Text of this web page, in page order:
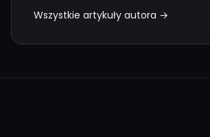
Wszystkie artykuły autora →